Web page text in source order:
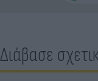
Διάβασε